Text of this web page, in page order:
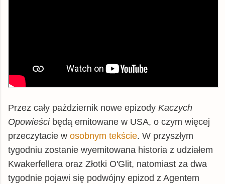
Przez cały październik nowe epizody Kaczych
Opowieści będą emitowane w USA, o czym więcej
przeczytacie w osobnym tekście. W przyszłym
tygodniu zostanie wyemitowana historia z udziałem
Kwakerfellera oraz Złotki O'Glit, natomiast za dwa
tygodnie pojawi się podwójny epizod z Agentem